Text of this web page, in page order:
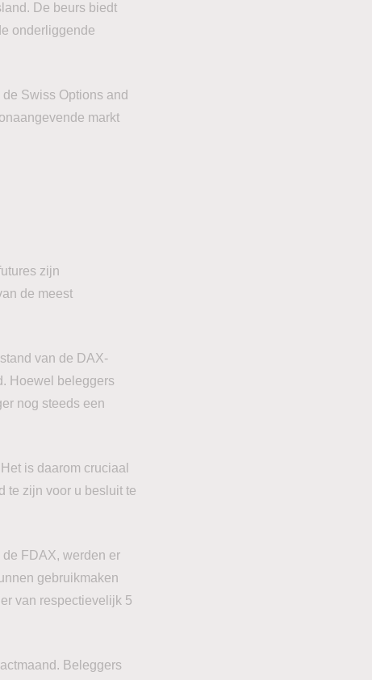
De beurs biedt
onderliggende
Swiss Options and
markt
zijn
de meest
van de DAX-
Hoewel beleggers
nog steeds een
is daarom cruciaal
te zijn voor u besluit te
FDAX, werden er
gebruikmaken
van respectievelijk 5
Beleggers